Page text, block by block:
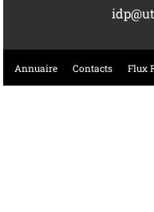
Annuaire Contacts Flux